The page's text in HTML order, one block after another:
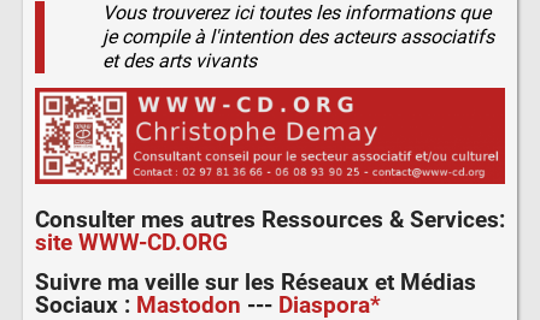
Vous trouverez ici toutes les informations que
je compile à l'intention des acteurs associatifs
et des arts vivants
Consulter mes autres Ressources & Services:
site WWW-CD.ORG
Suivre ma veille sur les Réseaux et Médias
Sociaux: Mastodon --- Diaspora*